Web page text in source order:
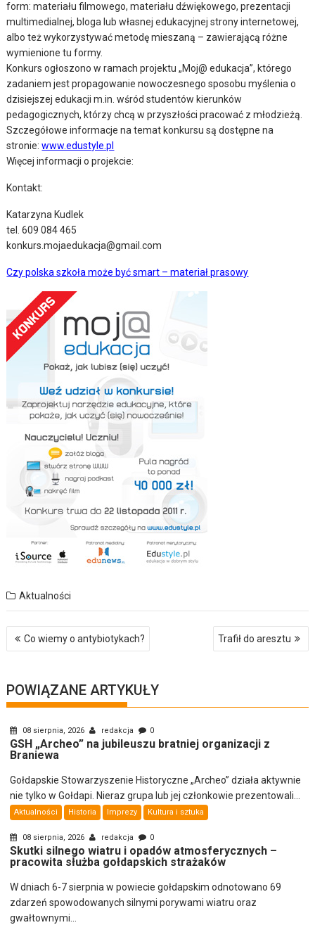
form: materiału filmowego, materiału dźwiękowego, prezentacji
multimedialnej, bloga lub własnej edukacyjnej strony internetowej,
albo też wykorzystywać metodę mieszaną – zawierającą różne
wymienione tu formy.
Konkurs ogłoszono w ramach projektu „Moj@ edukacja”, którego
zadaniem jest propagowanie nowoczesnego sposobu myślenia o
dzisiejszej edukacji m.in. wśród studentów kierunków
pedagogicznych, którzy chcą w przyszłości pracować z młodzieżą.
Szczegółowe informacje na temat konkursu są dostępne na
stronie:www.edustyle.pl
Więcej informacji o projekcie:
Kontakt:
Katarzyna Kudlek
tel. 609 084 465
konkurs.mojaedukacja@gmail.com
Czy polska szkoła może być smart – materiał prasowy
Aktualności
Nawigacja
wpisuCo wiemy o antybiotykach? Trafił do aresztu
POWIĄZANE ARTYKUŁY
08 sierpnia, 2026 redakcja 0
GSH „Archeo” na jubileuszu bratniej organizacji z
Braniewa
Gołdapskie Stowarzyszenie Historyczne „Archeo” działa aktywnie
nie tylko w Gołdapi. Nieraz grupa lub jej członkowie prezentowali...
Aktualności Historia Imprezy Kultura i sztuka
08 sierpnia, 2026 redakcja 0
Skutki silnego wiatru i opadów atmosferycznych –
pracowita służba gołdapskich strażaków
W dniach 6-7 sierpnia w powiecie gołdapskim odnotowano 69
zdarzeń spowodowanych silnymi porywami wiatru oraz
gwałtownymi...